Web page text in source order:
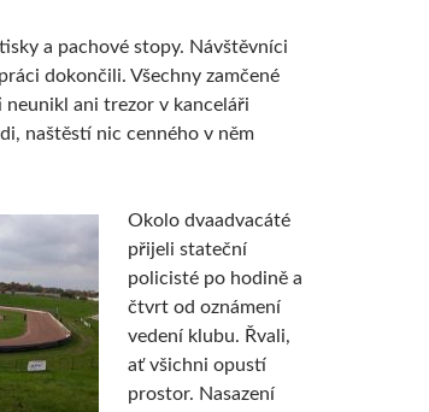
a pachové stopy. Návštěvníci
dokončili. Všechny zamčené
ani trezor v kanceláři
naštěstí nic cenného v něm
Okolo dvaadvacáté
přijeli stateční
policisté po hodině a
čtvrt od oznámení
vedení klubu. Řvali,
ať všichni opustí
prostor. Nasazení